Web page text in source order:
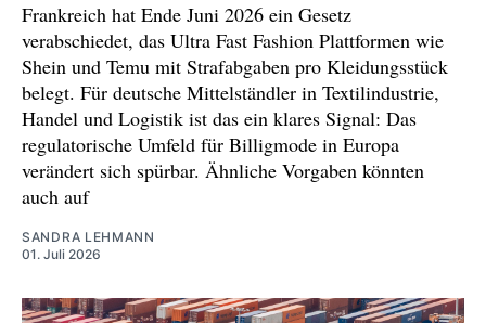
mainstreams
https://www.lbbw.de/artikel/news-und-
einschaetzungen/jahresausblick-2026-
aktien_ak1gtj7b6p_d.html
https://www.tagesschau.de/wirtschaft/finanzen
https://www.comdirect.de/inf/news/detail.html?
Frankreich hat Ende Juni 2026 ein Gesetz
verabschiedet, das Ultra Fast Fashion Plattformen wie
Shein und Temu mit Strafabgaben pro Kleidungsstück
belegt. Für deutsche Mittelständler in Textilindustrie,
Handel und Logistik ist das ein klares Signal: Das
regulatorische Umfeld für Billigmode in Europa
verändert sich spürbar. Ähnliche Vorgaben könnten
auch auf
SANDRA LEHMANN
01. Juli 2026